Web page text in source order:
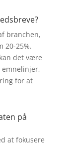
branchen,
20-25%.
det være
for at
på
at fokusere